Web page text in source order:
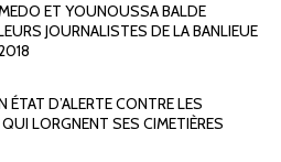
ET YOUNOUSSA BALDE
JOURNALISTES DE LA BANLIEUE
ÉTAT D’ALERTE CONTRE LES
LORGNENT SES CIMETIÈRES